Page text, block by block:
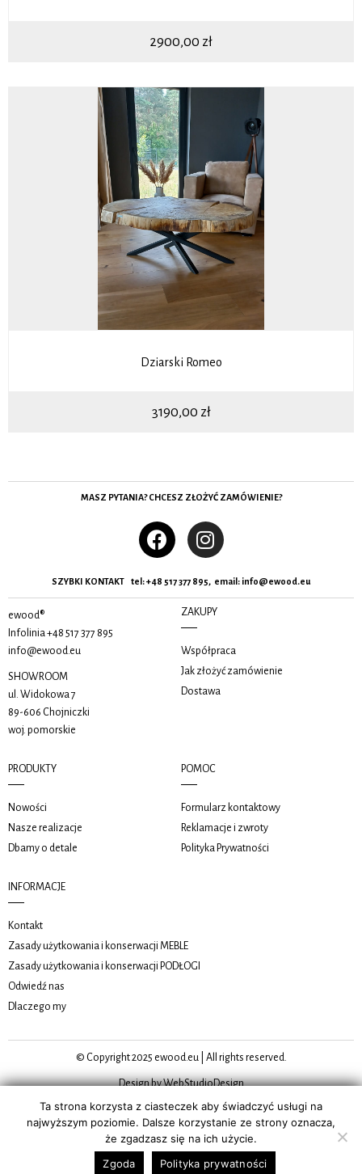
2900,00 zł
Dziarski Romeo
3190,00 zł
MASZ PYTANIA? CHCESZ ZŁOŻYĆ ZAMÓWIENIE?
SZYBKI KONTAKT tel:+48 517 377 895, email : info@ewood.eu
ewood®
Infolinia+48 517 377 895
info@ewood.eu
SHOWROOM
ul. Widokowa 7
89-606 Chojniczki
woj. pomorskie
ZAKUPY
Współpraca
Jak złożyć zamówienie
Dostawa
PRODUKTY
Nowości
Nasze realizacje
Dbamy o detale
POMOC
Formularz kontaktowy
Reklamacje i zwroty
Polityka Prywatności
INFORMACJE
Kontakt
Zasady użytkowania i konserwacji MEBLE
Zasady użytkowania i konserwacji PODŁOGI
Odwiedź nas
Dlaczego my
© Copyright 2025 ewood.eu | All rights reserved.
Design by WebStudioDesign
Ta strona korzysta z ciasteczek aby świadczyć usługi na
najwyższym poziomie. Dalsze korzystanie ze strony oznacza,
że zgadzasz się na ich użycie.
Zgoda
Polityka prywatności